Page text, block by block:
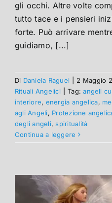
gli occhi. Altre volte
tutto tace e i pensieri
forte. Può arrivare
guidiamo, [...]
Di Daniela Raguel 2 Maggio
Rituali Angelici
Tag:angeli
interiore, energia angelica,
agli Angeli, Protezione
degli angeli,spiritualità
Continua a leggere